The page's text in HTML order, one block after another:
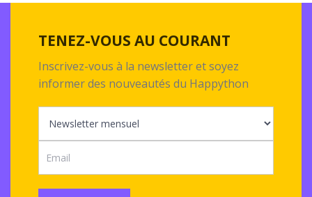
TENEZ-VOUS AU COURANT
Inscrivez-vous à la newsletter et soyez
informer des nouveautés du Happython